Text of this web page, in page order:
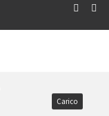
Carico